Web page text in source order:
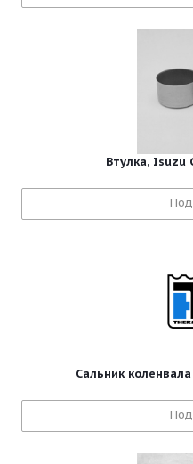
Втулка, Isuzu
Сальник